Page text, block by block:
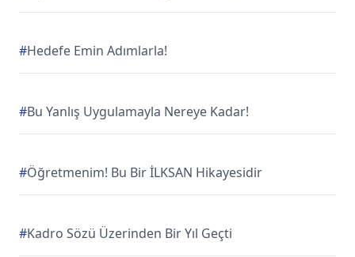
#Hedefe Emin Adımlarla!
#Bu Yanlış Uygulamayla Nereye Kadar!
#Öğretmenim! Bu Bir İLKSAN Hikayesidir
#Kadro Sözü Üzerinden Bir Yıl Geçti